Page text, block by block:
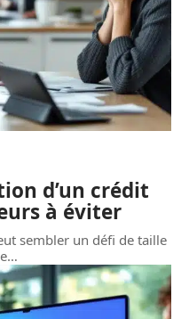
d’un crédit
à éviter
sembler un défi de taille
…